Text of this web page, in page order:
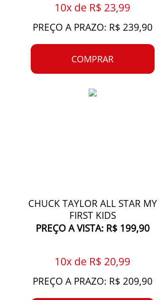
10x de R$ 23,99
PREÇO A PRAZO: R$ 239,90
COMPRAR
CHUCK TAYLOR ALL STAR MY
FIRST KIDS
PREÇO A VISTA: R$ 199,90
10x de R$ 20,99
PREÇO A PRAZO: R$ 209,90